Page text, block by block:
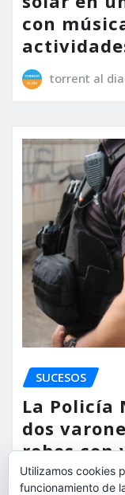
con
torrent al dia
SUCESOS
La Policía
dos
robos con
misma
Utilizamos cookies
funcionamiento de